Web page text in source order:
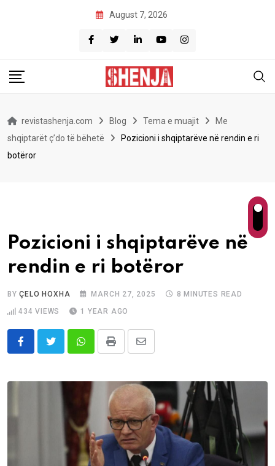
August 7, 2026
revistashenja.com Blog Tema e muajit
Me
shqiptarët ç’do të bëhetë
Pozicioni i shqiptarëve në rendin e ri
botëror
Pozicioni i shqiptarëve në
rendin e ri botëror
BYÇELO HOXHA MARCH 27, 2025
8 MINUTES READ
434 VIEWS 1 YEAR AGO
WhatsappPrint
Share
Email